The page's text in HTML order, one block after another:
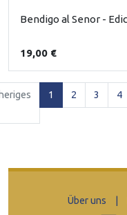
Bendigo al Senor -
19,00 €
1 (current)
2 3 4
Über uns